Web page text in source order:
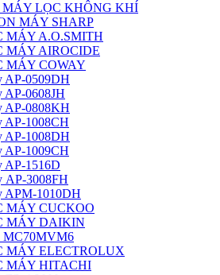
LỌC KHÔNG KHÍ
MÁY SHARP
MÁY A.O.SMITH
MÁY AIROCIDE
MÁY COWAY
AP-0509DH
AP-0608JH
AP-0808KH
AP-1008CH
AP-1008DH
AP-1009CH
AP-1516D
AP-3008FH
APM-1010DH
MÁY CUCKOO
MÁY DAIKIN
MC70MVM6
MÁY ELECTROLUX
MÁY HITACHI